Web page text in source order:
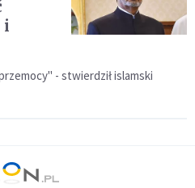
i
- stwierdził islamski